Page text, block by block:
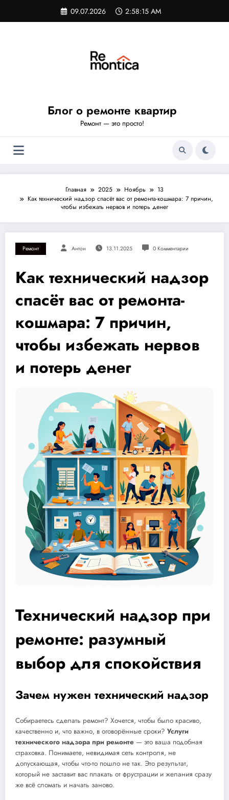
содержимому
09.07.2026 2:58:16 AM
Блог о ремонте квартир
Ремонт — это просто!
Главная 2025 Ноябрь
13
Как технический надзор спасёт вас от ремонта-кошмара: 7 причин,
чтобы избежать нервов и потерь денег
Ремонт Антон 13.11.2025 0 Комментарии
Как технический надзор
спасёт вас от ремонта-
кошмара: 7 причин,
чтобы избежать нервов
и потерь денег
Технический надзор при
ремонте: разумный
выбор для спокойствия
Зачем нужен технический надзор
Собираетесь сделать ремонт? Хочется, чтобы было красиво,
качественно и, что важно, в оговорённые сроки? Услуги
технического надзора при ремонте — это ваша подобная
страховка. Понимаете, невидимая сеть контроля, не
допускающая, чтобы что-то пошло не так. Это результат,
который не заставит вас плакать от фрустрации и желания сразу
же всё сломать и начать заново.